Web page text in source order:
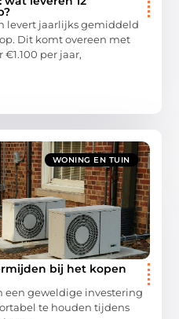
levert jaarlijks gemiddeld
Dit komt overeen met
per jaar,
WONING EN TUIN
bij het kopen
een geweldige investering
te houden tijdens